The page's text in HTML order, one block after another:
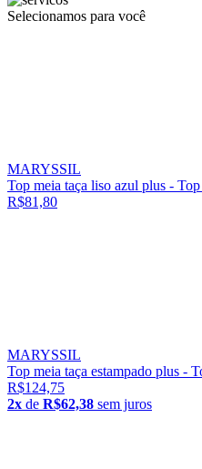
Selecionamos para você
MARYSSIL
Top meia taça liso azul plus -
R$81,80
MARYSSIL
Top meia taça estampado plus -
R$124,75
2x de R$62,38 sem juros